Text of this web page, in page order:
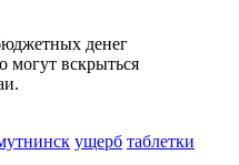
денег
могут вскрыться
ущерб таблетки